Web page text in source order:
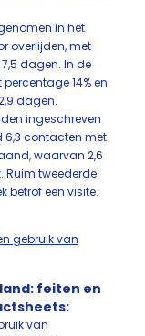
in het
overlijden, met
dagen. In de
14% en
dagen.
ingeschreven
contacten met
waarvan 2,6
Ruim tweederde
betrof een visite.
gebruik van
feiten en
van